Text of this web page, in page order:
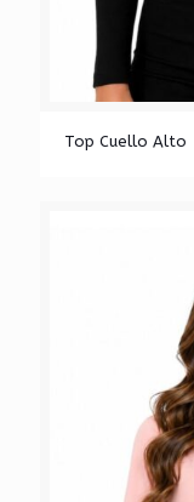
Top Cuello Alto